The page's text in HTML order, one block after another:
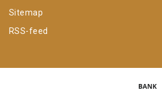
Sitemap
RSS-feed